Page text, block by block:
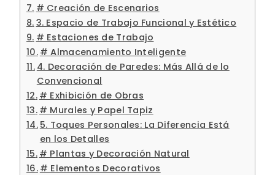
# Creación de Escenarios
3. Espacio de Trabajo Funcional y Estético
# Estaciones de Trabajo
# Almacenamiento Inteligente
4. Decoración de Paredes: Más Allá de lo
Convencional
# Exhibición de Obras
# Murales y Papel Tapiz
5. Toques Personales: La Diferencia Está
en los Detalles
# Plantas y Decoración Natural
# Elementos Decorativos